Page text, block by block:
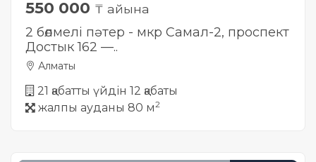
550 000 ₸ айына
2 бөлмелі пәтер - мкр Самал-2, проспект
Достык 162 —..
Алматы
21 қабатты үйдін 12 қабаты
жалпы ауданы 80 м2